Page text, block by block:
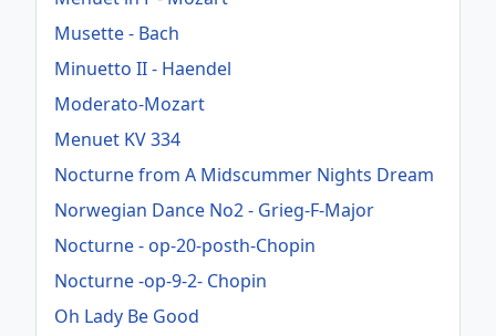
Musette - Bach
Minuetto II - Haendel
Moderato-Mozart
Menuet KV 334
Nocturne from A Midscummer Nights Dream
Norwegian Dance No2 - Grieg-F-Major
Nocturne - op-20-posth-Chopin
Nocturne -op-9-2- Chopin
Oh Lady Be Good